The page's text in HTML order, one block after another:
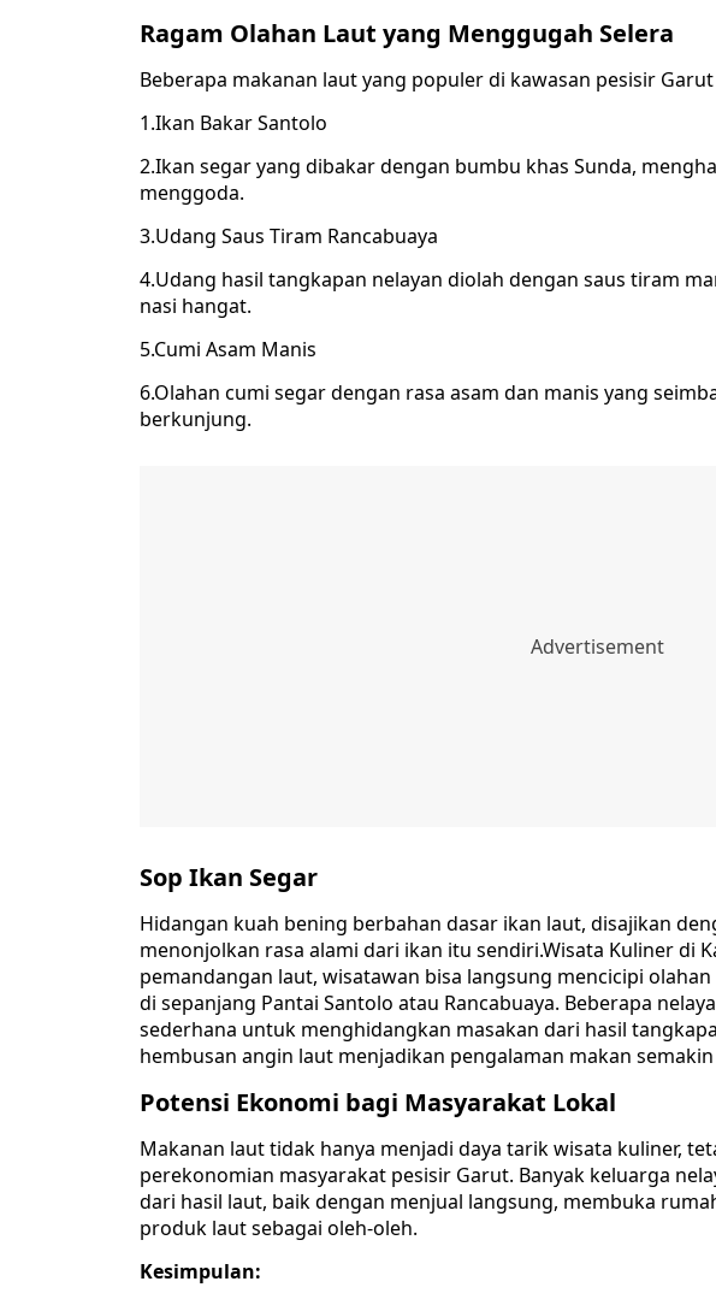
Ragam Olahan Laut yang Menggugah Selera
Beberapa makanan laut yang populer di kawasan pesisir
1.Ikan Bakar Santolo
2.Ikan segar yang dibakar dengan bumbu khas Sunda,
menggoda.
3.Udang Saus Tiram Rancabuaya
4.Udang hasil tangkapan nelayan diolah dengan saus tiram
nasi hangat.
5.Cumi Asam Manis
6.Olahan cumi segar dengan rasa asam dan manis yang
berkunjung.
Sop Ikan Segar
Hidangan kuah bening berbahan dasar ikan laut, disajikan
menonjolkan rasa alami dari ikan itu sendiri.Wisata Kuliner di
pemandangan laut, wisatawan bisa langsung mencicipi
di sepanjang Pantai Santolo atau Rancabuaya. Beberapa
sederhana untuk menghidangkan masakan dari hasil
hembusan angin laut menjadikan pengalaman makan
Potensi Ekonomi bagi Masyarakat Lokal
Makanan laut tidak hanya menjadi daya tarik wisata kuliner,
perekonomian masyarakat pesisir Garut. Banyak keluarga
dari hasil laut, baik dengan menjual langsung, membuka
produk laut sebagai oleh-oleh.
Kesimpulan: